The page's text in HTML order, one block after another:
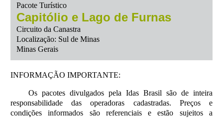
Pacote Turístico
Capitólio e Lago de Furnas
Circuito da Canastra
Localização: Sul de Minas
Minas Gerais
INFORMAÇÃO IMPORTANTE:
Os pacotes divulgados pela Idas Brasil são de inteira
responsabilidade das operadoras cadastradas. Preços e
condições informados são referenciais e estão sujeitos a